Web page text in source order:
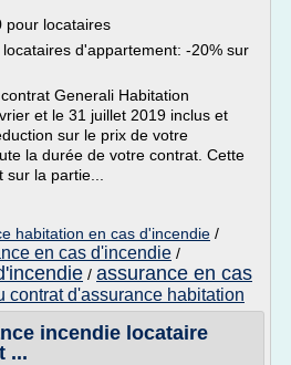
pour locataires
d'appartement: -20% sur
Generali Habitation
et le 31 juillet 2019 inclus et
sur le prix de votre
la durée de votre contrat. Cette
la partie...
habitation en cas d'incendie /
en cas d'incendie /
/ assurance en cas
contrat d'assurance habitation
incendie locataire
...